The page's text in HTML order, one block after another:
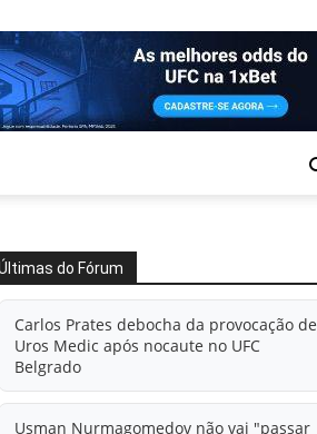
do Fórum
Carlos Prates debocha da provocação de
Uros Medic após nocaute no UFC
Belgrado
Usman Nurmagomedov não vai "passar